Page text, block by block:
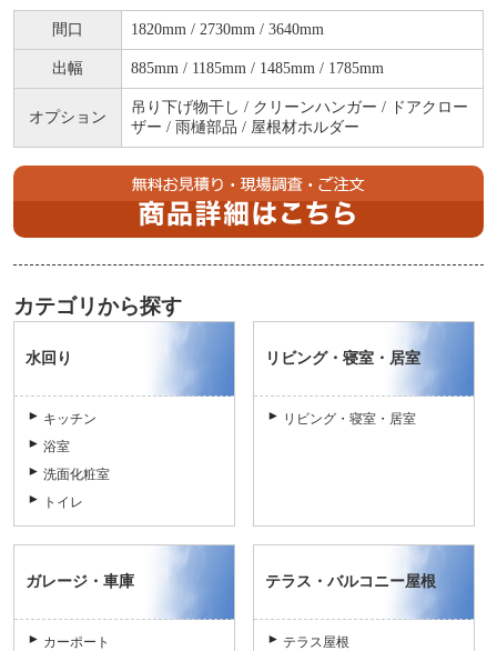
間口 1820mm / 2730mm / 3640mm
出幅 885mm / 1185mm / 1485mm / 1785mm
オプション
吊り下げ物干し / クリーンハンガー / ドアクロー
ザー / 雨樋部品 / 屋根材ホルダー
カテゴリから探す
水回り
キッチン
浴室
洗面化粧室
トイレ
リビング・寝室・居室
リビング・寝室・居室
ガレージ・車庫
カーポート
テラス・バルコニー屋根
テラス屋根